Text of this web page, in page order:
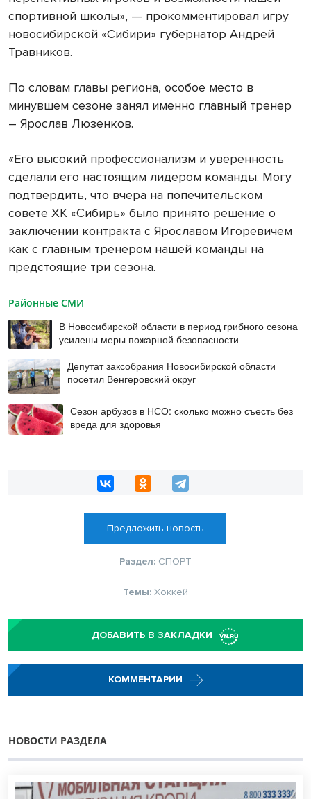
спортивной школы», — прокомментировал игру
новосибирской «Сибири» губернатор Андрей
Травников.
По словам главы региона, особое место в
минувшем сезоне занял именно главный тренер
– Ярослав Люзенков.
«Его высокий профессионализм и уверенность
сделали его настоящим лидером команды. Могу
подтвердить, что вчера на попечительском
совете ХК «Сибирь» было принято решение о
заключении контракта с Ярославом Игоревичем
как с главным тренером нашей команды на
предстоящие три сезона.
Районные СМИ
В Новосибирской области в период грибного сезона
усилены меры пожарной безопасности
Депутат заксобрания Новосибирской области
посетил Венгеровский округ
Сезон арбузов в НСО: сколько можно съесть без
вреда для здоровья
Предложить новость
Раздел: СПОРТ
Темы: Хоккей
ДОБАВИТЬ В ЗАКЛАДКИ
КОММЕНТАРИИ
НОВОСТИ РАЗДЕЛА